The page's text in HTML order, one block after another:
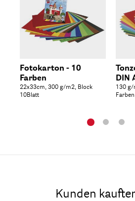
Fotokarton - 10
Farben
22x33cm, 300 g/m2, Block
10Blatt
DIN
130 g/
Farben
Kunden